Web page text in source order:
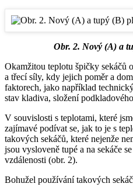
Obr. 2. Nový (A) a
Okamžitou teplotu špičky sekáčů
a třecí síly, kdy jejich poměr a
faktorech, jako například
stav kladiva, složení
V souvislosti s teplotami, které
zajímavé podívat se, jak to je s
takových sekáčů, které nejenže
jsou vysloveně tupé a na sekáče
vzdálenosti (obr. 2).
Bohužel používání takových